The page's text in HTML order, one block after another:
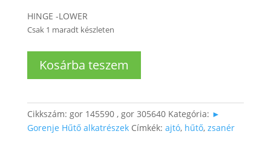
HINGE -LOWER
Csak 1 maradt készleten
alsó
jobb-
bal)
Kosárba teszem
Cikkszám: gor 145590 , gor 305640 Kategória: ►
Gorenje Hűtő alkatrészek Címkék: ajtó, hűtő, zsanér